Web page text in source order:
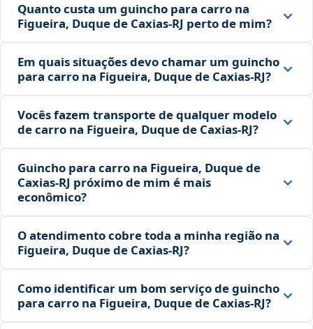
Quanto custa um guincho para carro na
Figueira, Duque de Caxias‑RJ perto de mim?
Em quais situações devo chamar um guincho
para carro na Figueira, Duque de Caxias‑RJ?
Vocês fazem transporte de qualquer modelo
de carro na Figueira, Duque de Caxias‑RJ?
Guincho para carro na Figueira, Duque de
Caxias‑RJ próximo de mim é mais
econômico?
O atendimento cobre toda a minha região na
Figueira, Duque de Caxias‑RJ?
Como identificar um bom serviço de guincho
para carro na Figueira, Duque de Caxias‑RJ?